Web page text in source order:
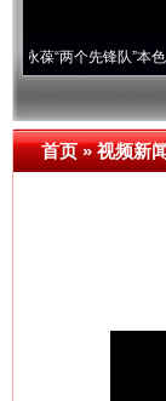
先锋队”本色·[视频]牢
首页»视频新